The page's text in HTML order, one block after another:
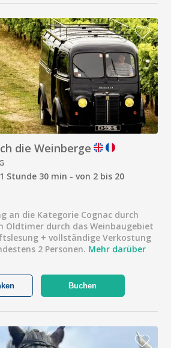
die Weinberge
Stunde 30 min - von 2 bis 20
an die Kategorie Cognac durch
Oldtimer durch das Weinbaugebiet
+ vollständige Verkostung
2 Personen. Mehr darüber
Buchen